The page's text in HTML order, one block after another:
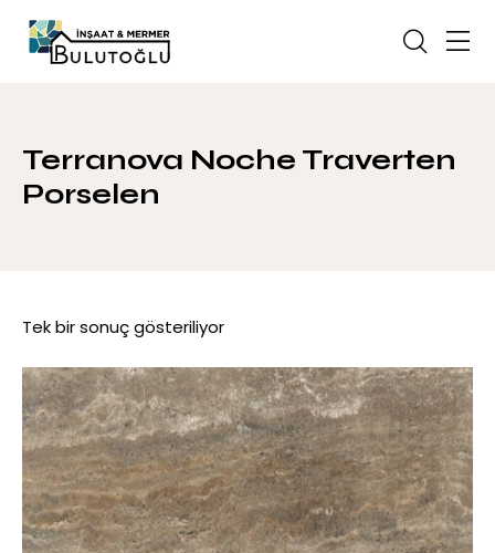
Terranova Noche Traverten
Porselen
Tek bir sonuç gösteriliyor